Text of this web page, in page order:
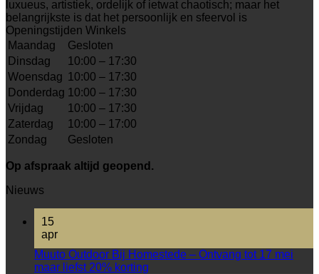
luxueus, artistiek, ordelijk of ietwat chaotisch; maar het
belangrijkste is dat het persoonlijk en sfeervol is
Openingstijden Winkels
Maandag
Gesloten
Dinsdag
10:00 – 17:30
Woensdag 10:00 – 17:30
Donderdag 10:00 – 17:30
Vrijdag
10:00 – 17:30
Zaterdag
10:00 – 17:00
Zondag
Gesloten
Op afspraak altijd geopend.
Nieuws
15
apr
Muuto Outdoor Bij Homestede – Ontvang tot 17 mei
maar liefst 20% korting